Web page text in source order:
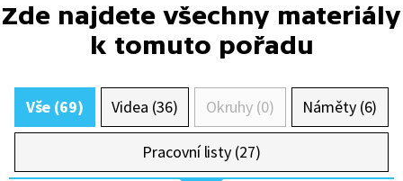
Zde najdete všechny materiály
k tomuto pořadu
Vše (69) Videa (36) Okruhy (0) Náměty (6)
Pracovní listy (27)